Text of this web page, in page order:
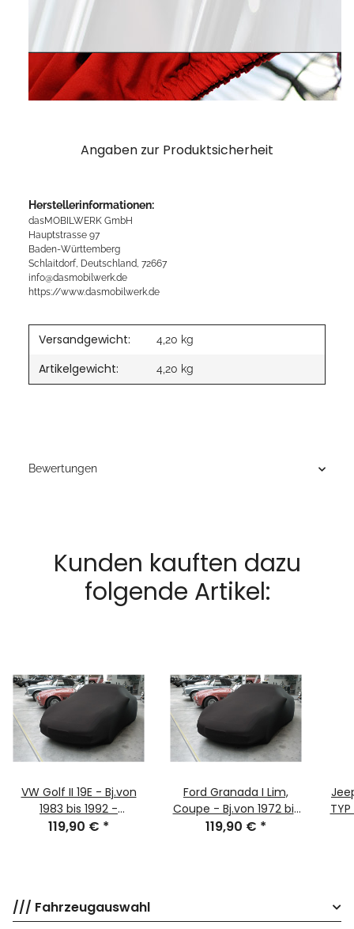
Angaben zur Produktsicherheit
Herstellerinformationen:
dasMOBILWERK GmbH
Hauptstrasse 97
Baden-Württemberg
Schlaitdorf, Deutschland, 72667
info@dasmobilwerk.de
https://www.dasmobilwerk.de
Versandgewicht: 4,20 kg
Artikelgewicht: 4,20 kg
Bewertungen
Kunden kauften dazu
folgende Artikel:
VW Golf II 19E - Bj.von
1983 bis 1992 -
MOBILWERK INDOOR
119,90 € *
Ford Granada I Lim,
Coupe - Bj.von 1972 bis
1977 - MOBILWERK
119,90 € *
/// Fahrzeugauswahl